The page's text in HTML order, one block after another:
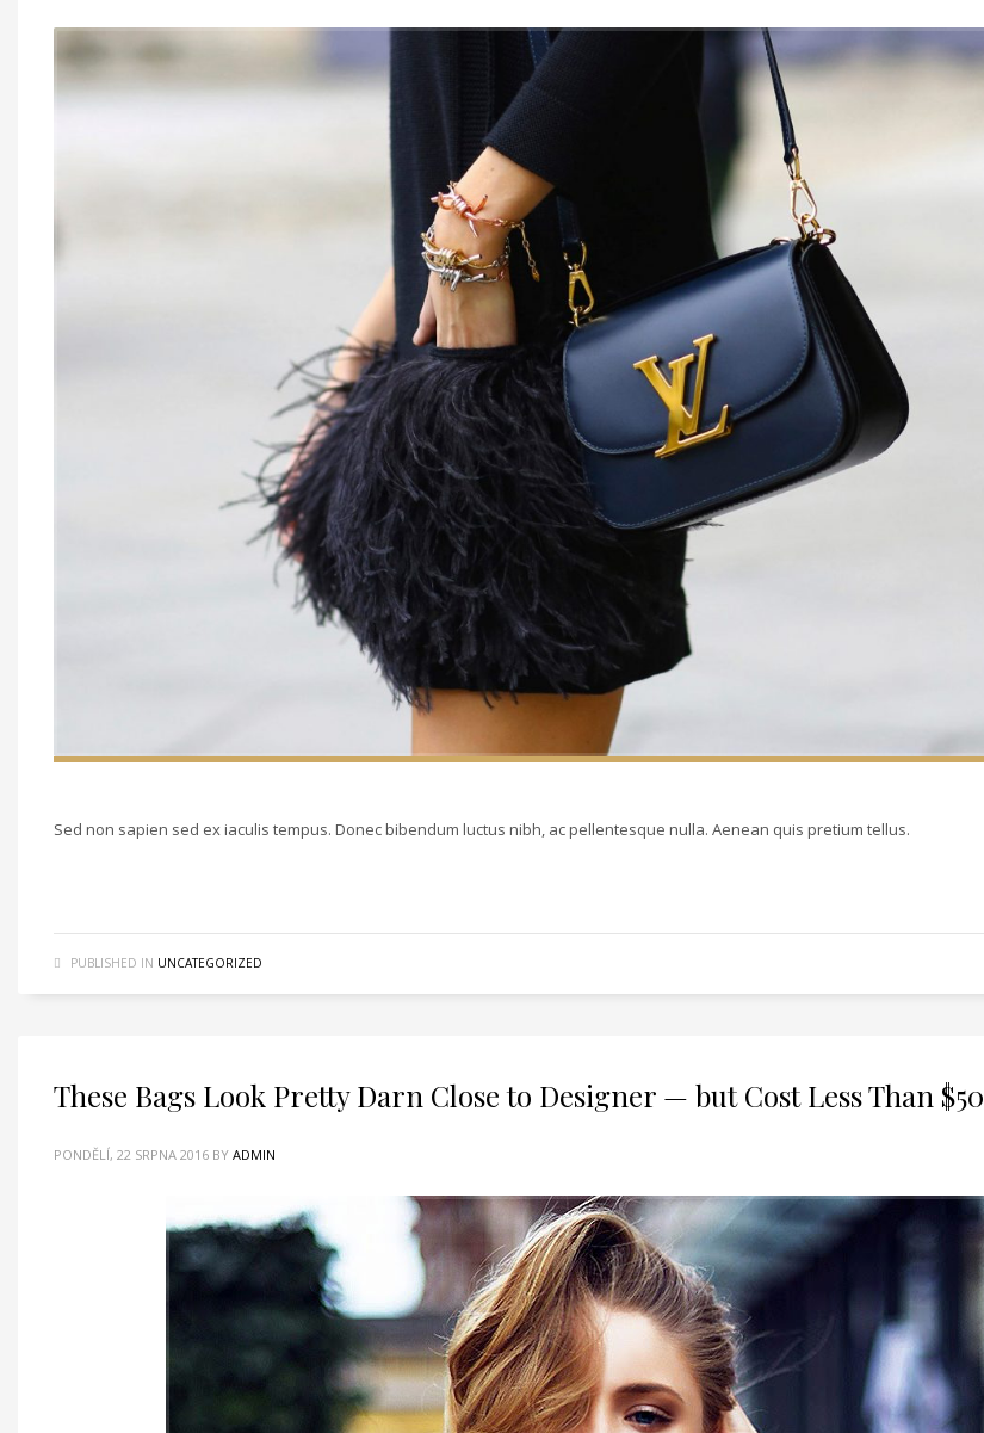
Sed non sapien sed ex iaculis tempus. Donec bibendum luctus nibh, ac pellentesque nulla. Aenean quis pretium tellus.
PUBLISHED IN UNCATEGORIZED
These Bags Look Pretty Darn Close to Designer — but Cost Less Than $50
PONDĚLÍ, 22 SRPNA 2016 BY ADMIN